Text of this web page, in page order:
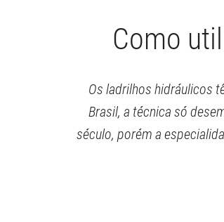
Como
Os ladrilhos hidráulicos
Brasil, a técnica só
século, porém a